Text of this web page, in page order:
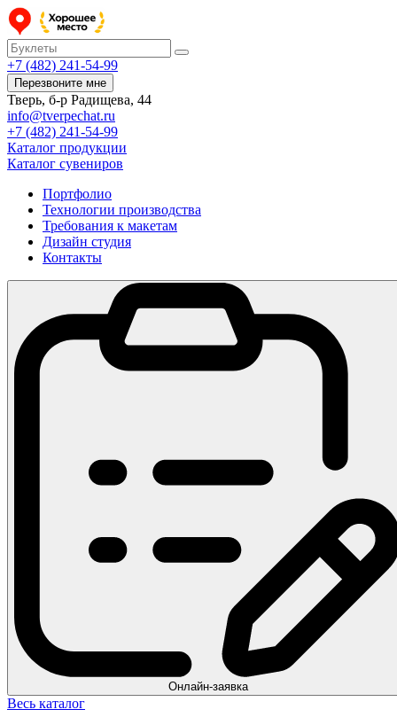
+7 (482) 241-54-99
Перезвоните мне
Тверь, б-р Радищева, 44
info@tverpechat.ru
+7 (482) 241-54-99
Каталог продукции
Каталог сувениров
Портфолио
Технологии производства
Требования к макетам
Дизайн студия
Контакты
Онлайн-заявка
Весь каталог